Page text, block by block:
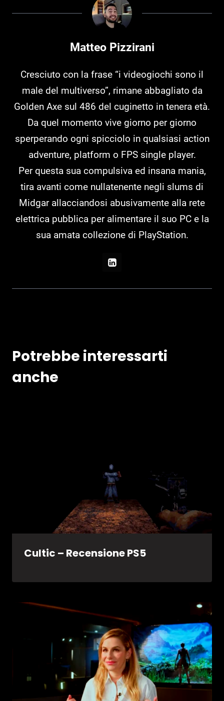
Matteo Pizzirani
Cresciuto con la frase “i videogiochi sono il
male del multiverso”, rimane abbagliato da
Golden Axe sul 486 del cuginetto in tenera età.
Da quel momento vive giorno per giorno
sperperando ogni spicciolo in qualsiasi action
adventure, platform o FPS single player.
Per questa sua compulsiva ed insana mania,
tira avanti come nullatenente negli slums di
Midgar allacciandosi abusivamente alla rete
elettrica pubblica per alimentare il suo PC e la
sua amata collezione di PlayStation.
Potrebbe interessarti
anche
Cultic – Recensione PS5